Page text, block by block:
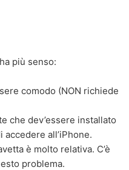
più senso:
comodo (NON richiede
che dev’essere installato
accedere all’iPhone.
è molto relativa. C’è
problema.